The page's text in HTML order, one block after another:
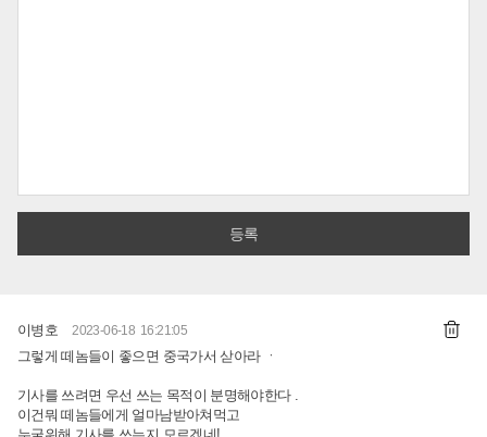
이병호 2023-06-18 16:21:05
그렇게 떼놈들이 좋으면 중국가서 삳아라 ㆍ
기사를 쓰려면 우선 쓰는 목적이 분명해야한다 .
이건뭐 떼놈들에게 얼마남받아쳐먹고